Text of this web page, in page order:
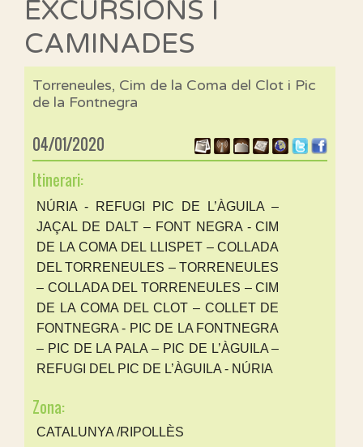
EXCURSIONS I
CAMINADES
Torreneules, Cim de la Coma del Clot i Pic
de la Fontnegra
04/01/2020
Itinerari:
NÚRIA - REFUGI PIC DE L’ÀGUILA –
JAÇAL DE DALT – FONT NEGRA - CIM
DE LA COMA DEL LLISPET – COLLADA
DEL TORRENEULES – TORRENEULES
– COLLADA DEL TORRENEULES – CIM
DE LA COMA DEL CLOT – COLLET DE
FONTNEGRA - PIC DE LA FONTNEGRA
– PIC DE LA PALA – PIC DE L’ÀGUILA –
REFUGI DEL PIC DE L’ÀGUILA - NÚRIA
Zona:
CATALUNYA /RIPOLLÈS